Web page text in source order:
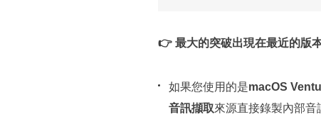
👉 最大的突破出現在最近的版
如果您使用的是macOS
音訊擷取來源直接錄製內部音